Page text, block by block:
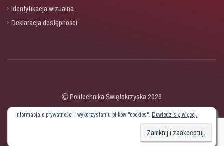
Identyfikacja wizualna
Deklaracja dostępności
Politechnika Świętokrzyska 2026
Informacja o prywatności i wykorzystaniu plików "cookies". Dowiedz się więcej.